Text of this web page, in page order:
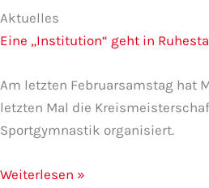
Aktuelles
Eine „Institution“ geht in
Am letzten Februarsamstag hat
letzten Mal die
Sportgymnastik organisiert.
Weiterlesen »